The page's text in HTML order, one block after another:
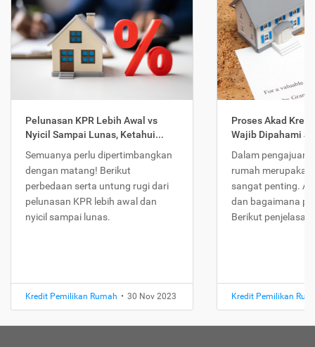
Pelunasan KPR Lebih Awal vs
Nyicil Sampai Lunas, Ketahui...
Semuanya perlu dipertimbangkan
dengan matang! Berikut
perbedaan serta untung rugi dari
pelunasan KPR lebih awal dan
nyicil sampai lunas.
Kredit Pemilikan Rumah • 30 Nov 2023
Proses Akad
Wajib Dipahami
Dalam pengajuan
rumah
sangat penting.
dan bagaimana
Berikut
Kredit Pemilikan